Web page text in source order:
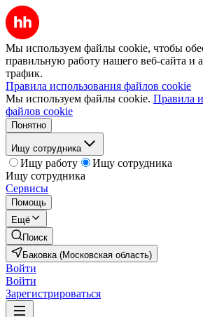
Мы используем файлы cookie, чтобы
правильную работу нашего веб-сайта и
трафик.
Правила использования файлов cookie
Мы используем файлы cookie. Правила
файлов cookie
Понятно
Ищу сотрудника
Ищу работу
Ищу сотрудника
Ищу сотрудника
Сервисы
Помощь
Ещё
Поиск
Баковка (Московская область)
Войти
Войти
Зарегистрироваться